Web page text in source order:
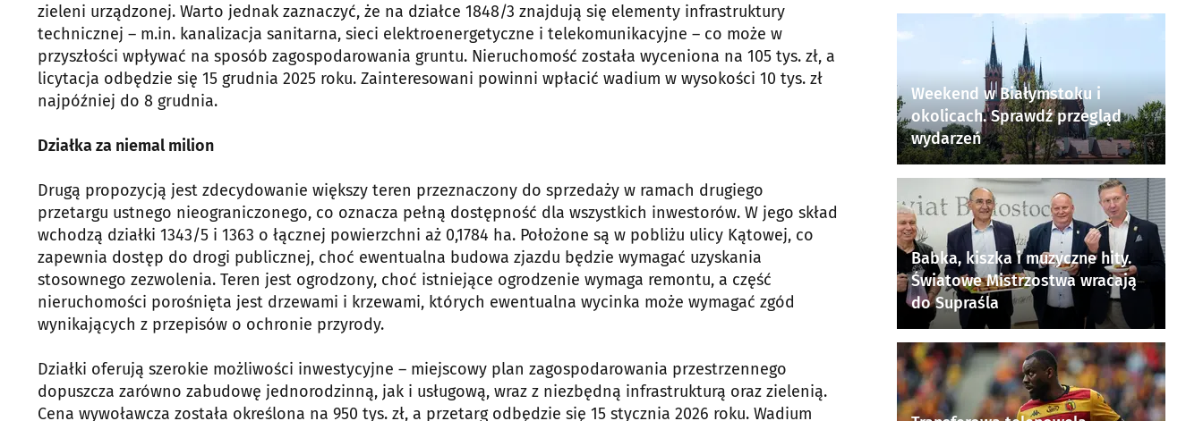
zieleni urządzonej. Warto jednak zaznaczyć, że na działce 1848/3 znajdują się elementy infrastruktury
technicznej – m.in. kanalizacja sanitarna, sieci elektroenergetyczne i telekomunikacyjne – co może w
przyszłości wpływać na sposób zagospodarowania gruntu. Nieruchomość została wyceniona na 105 tys. zł, a
licytacja odbędzie się 15 grudnia 2025 roku. Zainteresowani powinni wpłacić wadium w wysokości 10 tys. zł
najpóźniej do 8 grudnia.
Działka za niemal milion
Drugą propozycją jest zdecydowanie większy teren przeznaczony do sprzedaży w ramach drugiego
przetargu ustnego nieograniczonego, co oznacza pełną dostępność dla wszystkich inwestorów. W jego skład
wchodzą działki 1343/5 i 1363 o łącznej powierzchni aż 0,1784 ha. Położone są w pobliżu ulicy Kątowej, co
zapewnia dostęp do drogi publicznej, choć ewentualna budowa zjazdu będzie wymagać uzyskania
stosownego zezwolenia. Teren jest ogrodzony, choć istniejące ogrodzenie wymaga remontu, a część
nieruchomości porośnięta jest drzewami i krzewami, których ewentualna wycinka może wymagać zgód
wynikających z przepisów o ochronie przyrody.
Działki oferują szerokie możliwości inwestycyjne – miejscowy plan zagospodarowania przestrzennego
dopuszcza zarówno zabudowę jednorodzinną, jak i usługową, wraz z niezbędną infrastrukturą oraz zielenią.
Cena wywoławcza została określona na 950 tys. zł, a przetarg odbędzie się 15 stycznia 2026 roku. Wadium
Weekend w Białymstoku i
okolicach. Sprawdź przegląd
wydarzeń
Babka, kiszka i muzyczne hity.
Światowe Mistrzostwa wracają
do Supraśla